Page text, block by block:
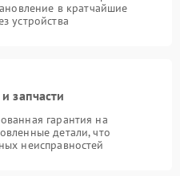
в кратчайшие
устройства
запчасти
гарантия на
детали, что
неисправностей